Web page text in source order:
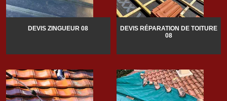
DEVIS ZINGUEUR 08
DEVIS RÉPARATION DE TOITURE
08